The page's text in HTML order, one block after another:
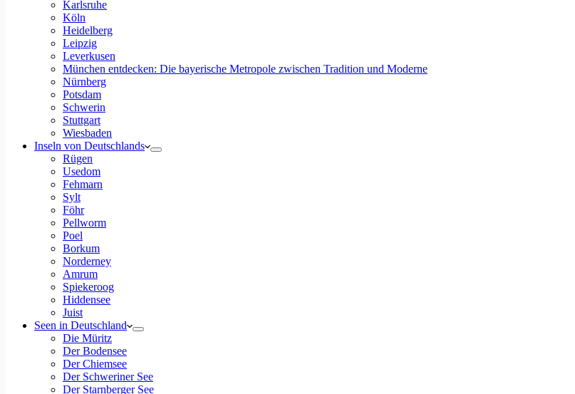
Karlsruhe
Köln
Heidelberg
Leipzig
Leverkusen
München entdecken: Die bayerische Metropole zwischen Tradition und Moderne
Nürnberg
Potsdam
Schwerin
Stuttgart
Wiesbaden
Inseln von Deutschlands
Rügen
Usedom
Fehmarn
Sylt
Föhr
Pellworm
Poel
Borkum
Norderney
Amrum
Spiekeroog
Hiddensee
Juist
Seen in Deutschland
Die Müritz
Der Bodensee
Der Chiemsee
Der Schweriner See
Der Starnberger See